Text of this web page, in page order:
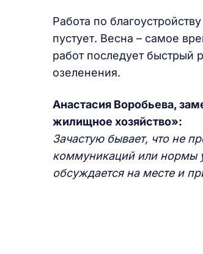
Работа по
пустует. Весна – самое
работ последует быстрый
озеленения.
Анастасия Воробьева,
жилищное хозяйство»:
Зачастую бывает, что не
коммуникаций или нормы
обсуждается на месте и